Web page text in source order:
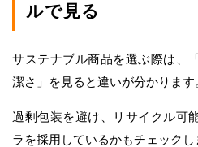
ルで見る
サステナブル商品を選ぶ際は、
潔さ」を見ると違いが分かります
過剰包装を避け、リサイクル可
ラを採用しているかもチェックし